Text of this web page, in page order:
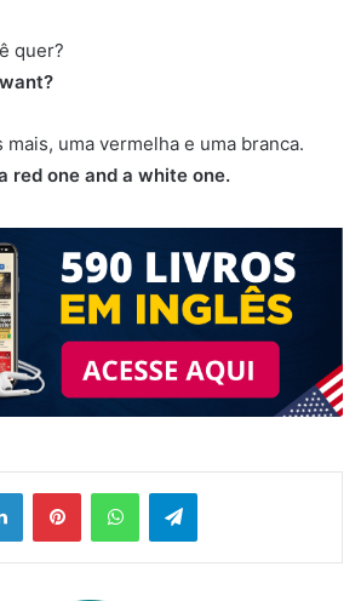
quer?
mais, uma vermelha e uma branca.
red one and a white one.
LinkedinPinterestWhatsAppTelegram